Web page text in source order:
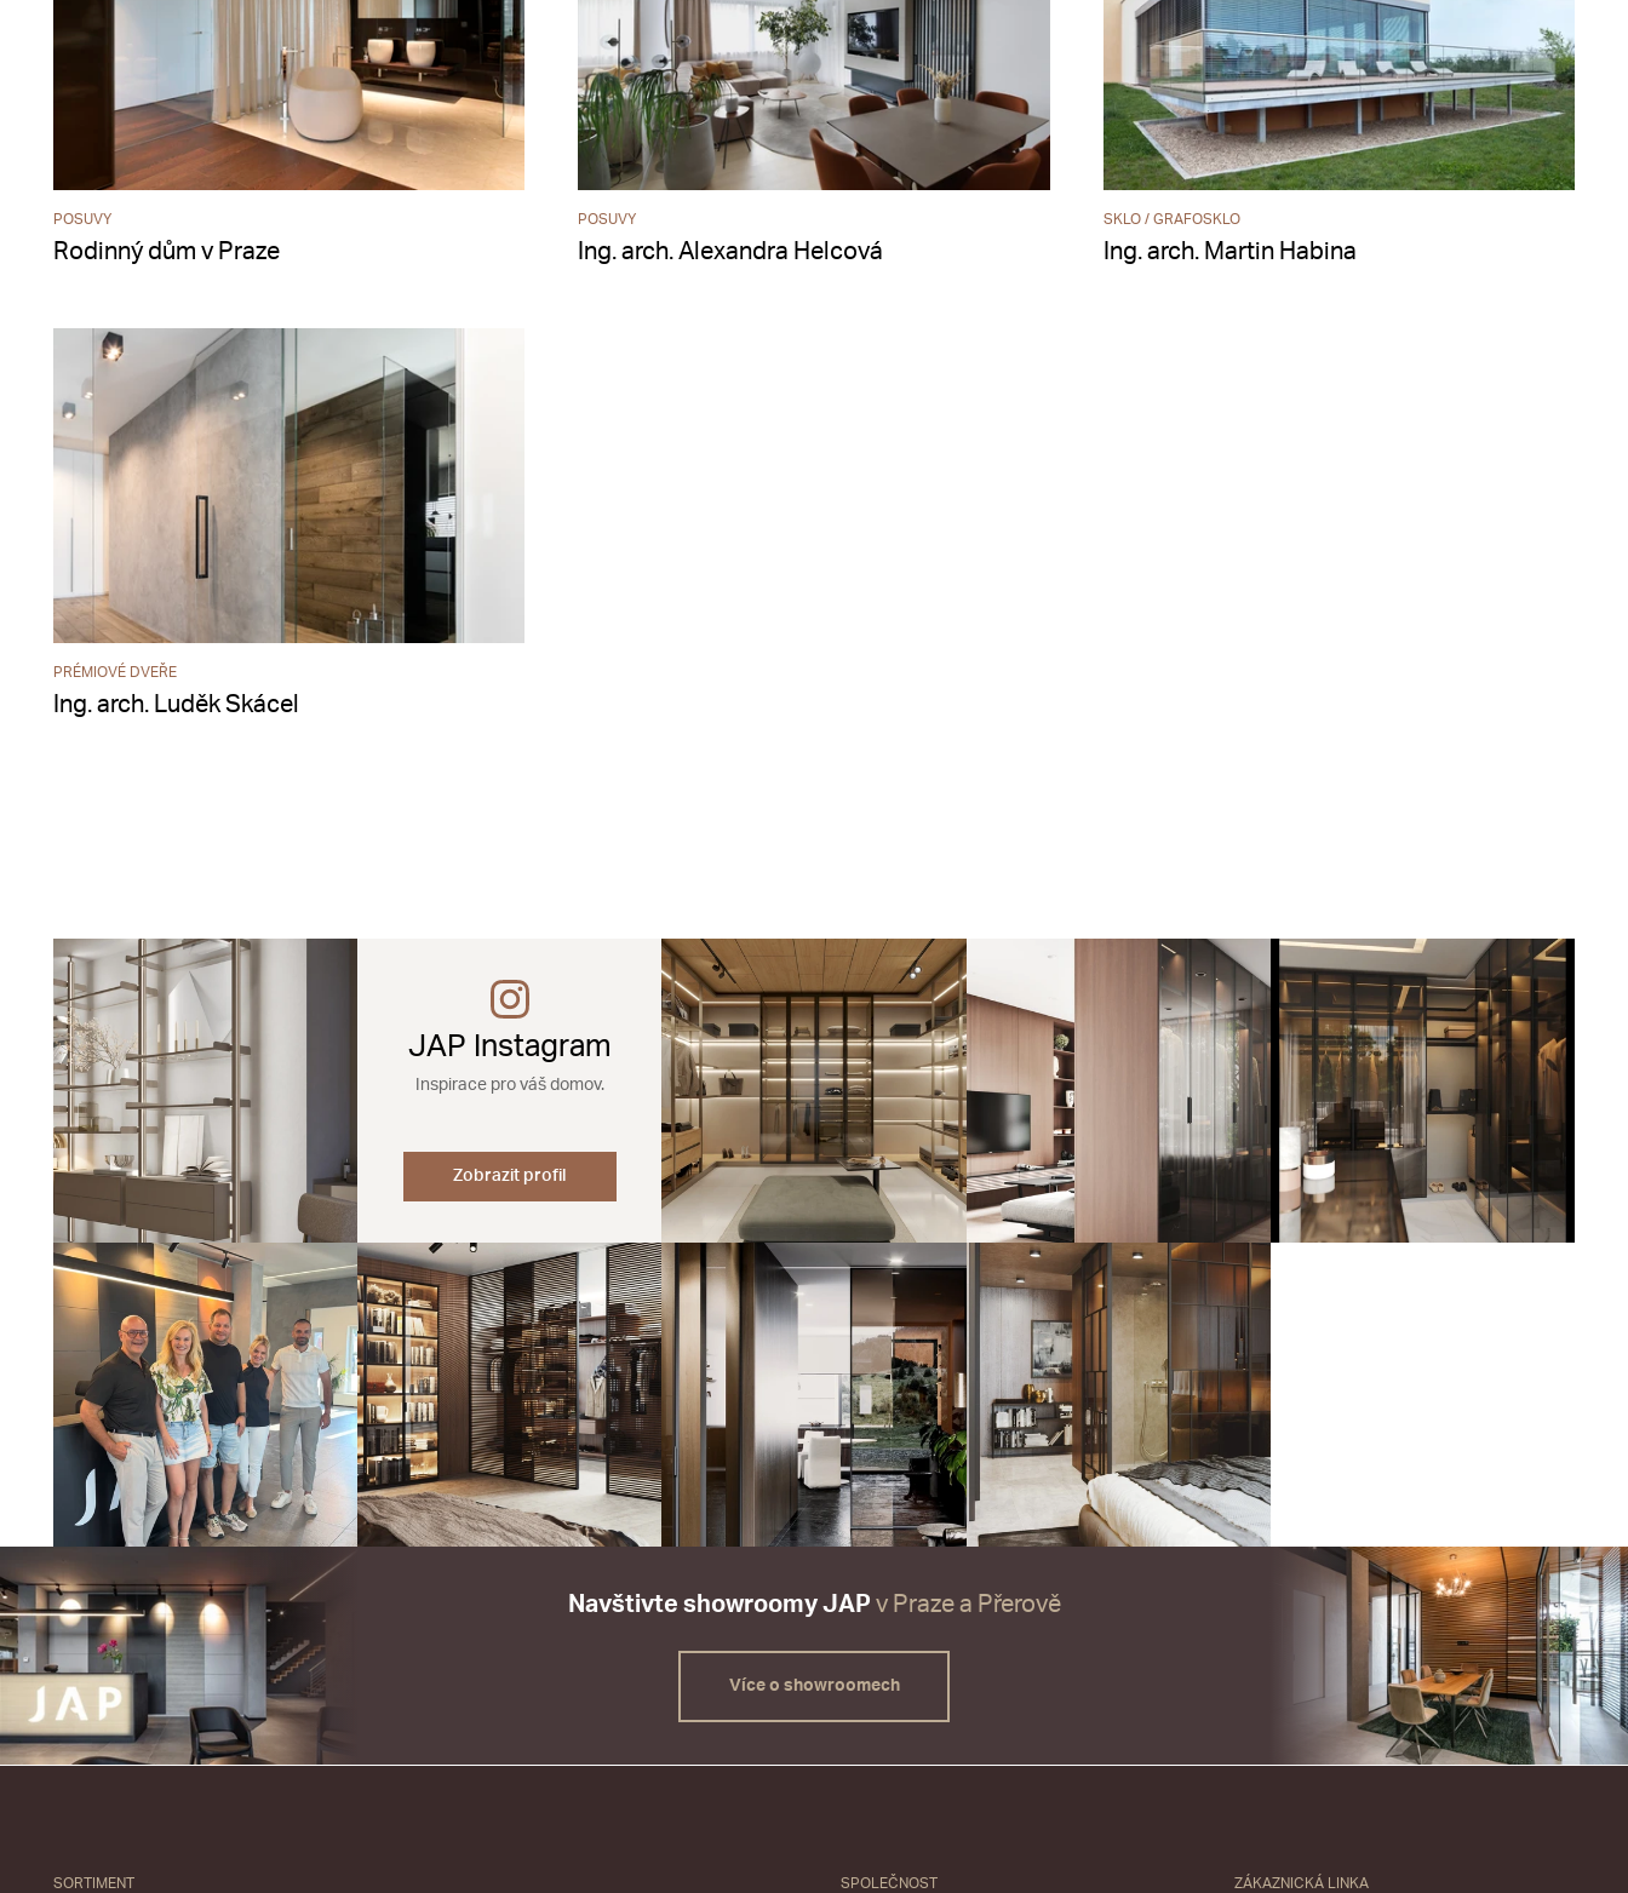
POSUVY
Rodinný dům v Praze
POSUVY
Ing. arch. Alexandra Helcová
SKLO / GRAFOSKLO
Ing. arch. Martin Habina
PRÉMIOVÉ DVEŘE
Ing. arch. Luděk Skácel
JAP Instagram
Inspirace pro váš domov.
Zobrazit profil
Navštivte showroomy JAP v Praze a Přerově
Více o showroomech
SORTIMENT SPOLEČNOST ZÁKAZNICKÁ LINKA